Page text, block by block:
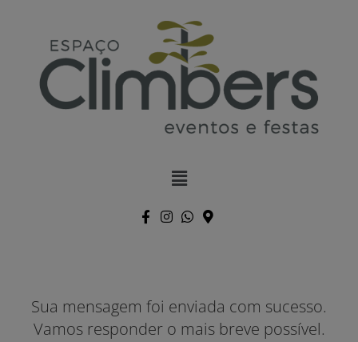
Sua mensagem foi enviada com sucesso.
Vamos responder o mais breve possível.